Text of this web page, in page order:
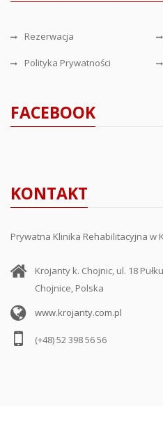
Rezerwacja
Polityka Prywatności
FACEBOOK
KONTAKT
Prywatna Klinika Rehabilitacyjna w
Krojanty k. Chojnic, ul. 18
Chojnice, Polska
www.krojanty.com.pl
(+48) 52 398 56 56